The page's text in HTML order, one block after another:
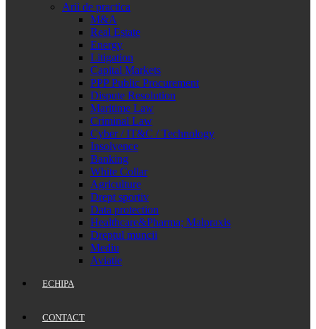
Arii de practica
M&A
Real Estate
Energy
Litigation
Capital Markets
PPP Public Procurement
Dispute Resolution
Maritime Law
Criminal Law
Cyber / IT&C / Technology
Insolvence
Banking
White Collar
Agriculture
Drept sportiv
Data protection
Healthcare&Pharma; Malpraxis
Dreptul muncii
Mediu
Aviatie
ECHIPA
CONTACT